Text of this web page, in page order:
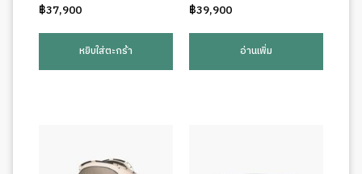
฿37,900
หยิบใส่ตะกร้า
฿39,900
อ่านเพิ่ม